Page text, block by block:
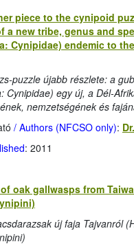
piece to the cynipoid
a new tribe, genus and
Cynipidae) endemic to
puzzle újabb részlete: a
Cynipidae) egy új, a Dél-
nemzetségének és
/ Authors (NFCSO only):
: 2011
oak gallwasps from
új faja Tajvanról